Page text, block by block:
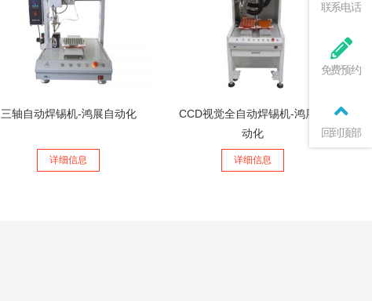
三轴自动焊锡机-鸿展自动化
详细信息
CCD视觉全自动焊锡机-鸿展自
动化
详细信息
联系电话
免费预约
回到顶部